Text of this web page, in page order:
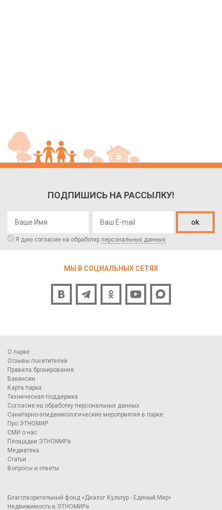
ПОДПИШИСЬ НА РАССЫЛКУ!
ok
Я даю согласие на обработку персональных данных
МЫ В СОЦИАЛЬНЫХ СЕТЯХ
О парке
Отзывы посетителей
Правила бронирования
Вакансии
Карта парка
Техническая поддержка
Согласие на обработку персональных данных
Санитарно-эпидемиологические мероприятия в парке
Про ЭТНОМИР
СМИ о нас
Площадки ЭТНОМИРа
Медиатека
Статьи
Вопросы и ответы
Благотворительный фонд «Диалог Культур - Единый Мир»
Недвижимость в ЭТНОМИРе